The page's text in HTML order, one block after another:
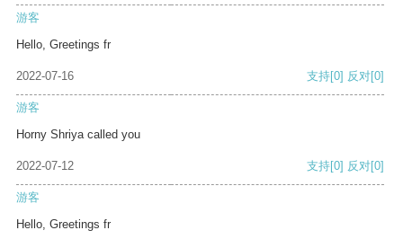
游客
Hello, Greetings fr
2022-07-16 支持[0] 反对[0]
游客
Horny Shriya called you
2022-07-12 支持[0] 反对[0]
游客
Hello, Greetings fr